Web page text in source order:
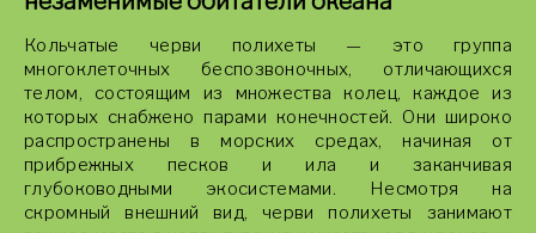
Кольчатые черви полихеты — это группа
многоклеточных беспозвоночных, отличающихся
телом, состоящим из множества колец, каждое из
которых снабжено парами конечностей. Они широко
распространены в морских средах, начиная от
прибрежных песков и ила и заканчивая
глубоководными экосистемами. Несмотря на
скромный внешний вид, черви полихеты занимают